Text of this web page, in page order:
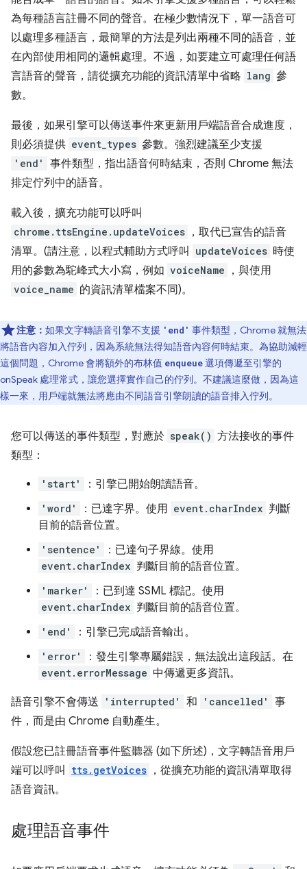
為每種語言註冊不同的聲音。在極少數情況下，單一語音可
以處理多種語言，最簡單的方法是列出兩種不同的語音，並
在內部使用相同的邏輯處理。不過，如要建立可處理任何語
言語音的聲音，請從擴充功能的資訊清單中省略 lang 參
數。
最後，如果引擎可以傳送事件來更新用戶端語音合成進度，
則必須提供 event_types 參數。強烈建議至少支援
'end'
事件類型，指出語音何時結束，否則 Chrome 無法
排定佇列中的語音。
載入後，擴充功能可以呼叫
chrome.ttsEngine.updateVoices ，取代已宣告的語音
清單。(請注意，以程式輔助方式呼叫
updateVoices 時使
用的參數為駝峰式大小寫，例如 voiceName ，與使用
voice_name 的資訊清單檔案不同)。
注意： 如果文字轉語音引擎不支援 'end' 事件類型，Chrome 就無法
將語音內容加入佇列，因為系統無法得知語音內容何時結束。為協助減輕
這個問題，Chrome 會將額外的布林值 enqueue選項傳遞至引擎的
onSpeak 處理常式，讓您選擇實作自己的佇列。不建議這麼做，因為這
樣一來，用戶端就無法將應由不同語音引擎朗讀的語音排入佇列。
您可以傳送的事件類型，對應於 speak() 方法接收的事件
類型：
'start' ：引擎已開始朗讀語音。
'word' ：已達字界。使用 event.charIndex 判斷
目前的語音位置。
'sentence' ：已達句子界線。使用
event.charIndex 判斷目前的語音位置。
'marker' ：已到達 SSML 標記。使用
event.charIndex 判斷目前的語音位置。
'end' ：引擎已完成語音輸出。
'error' ：發生引擎專屬錯誤，無法說出這段話。在
event.errorMessage 中傳遞更多資訊。
語音引擎不會傳送 'interrupted' 和 'cancelled'
事
件，而是由 Chrome 自動產生。
假設您已註冊語音事件監聽器 (如下所述)，文字轉語音用戶
端可以呼叫
tts.getVoices ，從擴充功能的資訊清單取得
語音資訊。
處理語音事件